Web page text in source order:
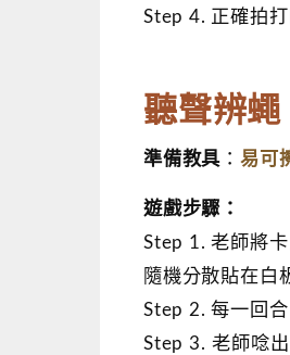
Step 4. 正確拍
聽聲辨蠅
準備教具 ：易可
遊戲步驟：
Step 1. 老師將
隨機分散貼在白
Step 2. 每一回
Step 3. 老師唸